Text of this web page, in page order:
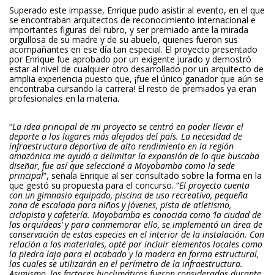
Superado este impasse, Enrique pudo asistir al evento, en el que
se encontraban arquitectos de reconocimiento internacional e
importantes figuras del rubro, y ser premiado ante la mirada
orgullosa de su madre y de su abuelo, quienes fueron sus
acompañantes en ese día tan especial. El proyecto presentado
por Enrique fue aprobado por un exigente jurado y demostró
estar al nivel de cualquier otro desarrollado por un arquitecto de
amplia experiencia puesto que, ¡fue el único ganador que aún se
encontraba cursando la carrera! El resto de premiados ya eran
profesionales en la materia.
“La idea principal de mi proyecto se centró en poder llevar el
deporte a los lugares más alejados del país. La necesidad de
infraestructura deportiva de alto rendimiento en la región
amazónica me ayudó a delimitar la expansión de lo que buscaba
diseñar, fue así que seleccioné a Moyobamba como la sede
principal”, señala Enrique al ser consultado sobre la forma en la
que gestó su propuesta para el concurso. “El proyecto cuenta
con un gimnasio equipado, piscina de uso recreativo, pequeña
zona de escalada para niños y jóvenes, pista de atletismo,
ciclopista y cafetería. Moyobamba es conocida como ‘la ciudad de
las orquídeas’ y para conmemorar ello, se implementó un área de
conservación de estas especies en el interior de la instalación. Con
relación a los materiales, opté por incluir elementos locales como
la piedra laja para el acabado y la madera en forma estructural,
las cuales se utilizarán en el perímetro de la infraestructura.